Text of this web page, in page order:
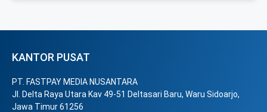
KANTOR PUSAT
PT. FASTPAY MEDIA NUSANTARA
Jl. Delta Raya Utara Kav 49-51 Deltasari Baru, Waru Sidoarjo,
Jawa Timur 61256